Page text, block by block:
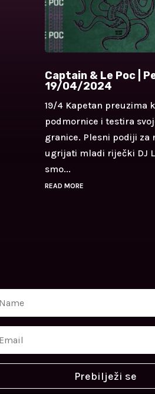
Captain & Le Poc |
19/04/2024
19/4 Kapetan preuzima
podmornice i testira
granice. Plesni podiji za
ugrijati mladi riječki DJ
smo...
READ MORE
Prebilježi se